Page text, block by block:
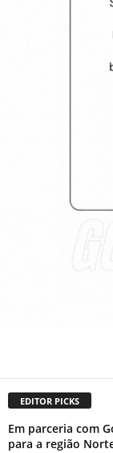
EDITOR PICKS
Em parceria com
para a região